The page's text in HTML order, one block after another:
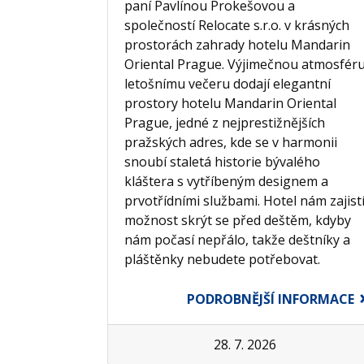
paní Pavlínou Prokešovou a
společností Relocate s.r.o. v krásných
prostorách zahrady hotelu Mandarin
Oriental Prague. Výjimečnou
letošnímu večeru dodají elegantní
prostory hotelu Mandarin Oriental
Prague, jedné z nejprestižnějších
pražských adres, kde se v harmonii
snoubí staletá historie bývalého
kláštera s vytříbeným designem a
prvotřídními službami. Hotel nám zajistí
možnost skrýt se před deštěm, kdyby
nám počasí nepřálo, takže deštníky a
pláštěnky nebudete potřebovat.
PODROBNĚJŠÍ INFORMACE
28. 7. 2026